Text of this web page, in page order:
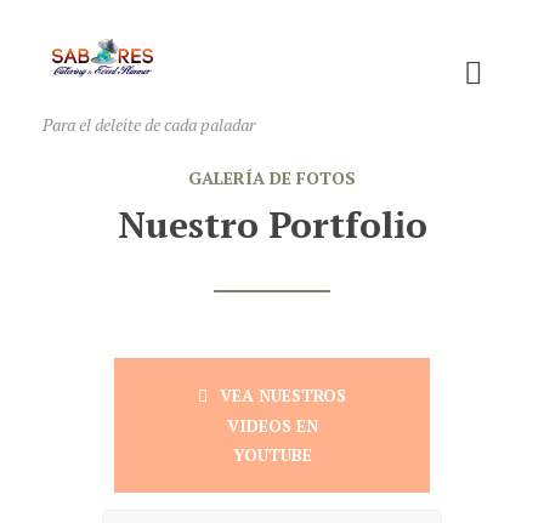
Para el deleite de cada paladar
GALERÍA DE FOTOS
Nuestro Portfolio
VEA NUESTROS
VIDEOS EN
YOUTUBE